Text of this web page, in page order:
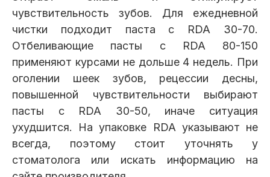
чувствительность зубов. Для ежедневной
чистки подходит паста с RDA 30-70.
Отбеливающие пасты с RDA 80-150
применяют курсами не дольше 4 недель. При
оголении шеек зубов, рецессии десны,
повышенной чувствительности выбирают
пасты с RDA 30-50, иначе ситуация
ухудшится. На упаковке RDA указывают не
всегда, поэтому стоит уточнять у
стоматолога или искать информацию на